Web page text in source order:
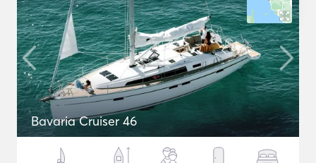
Bavaria Cruiser 46